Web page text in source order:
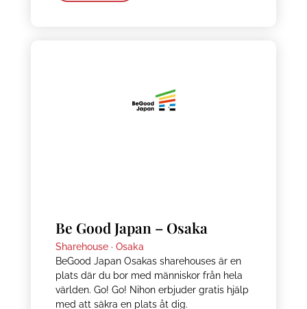
Be Good Japan – Osaka
Sharehouse · Osaka
BeGood Japan Osakas sharehouses är en
plats där du bor med människor från hela
världen. Go! Go! Nihon erbjuder gratis hjälp
med att säkra en plats åt dig.